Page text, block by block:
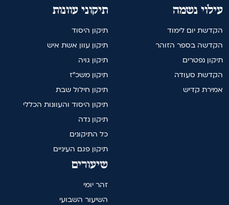
תיקוני עוונות
תיקון היסוד
תיקון עוון אשת איש
תיקון גויה
תיקון משכ"ז
תיקון חילול שבת
תיקון היסוד והעוונות הכללי
תיקון נדה
כל התיקונים
תיקון פגם העיניים
עילוי נשמה
הקדשת יום לימוד
הקדשה בספר הזוהר
תיקון נפטרים
הקדשת סעודה
אמירת קדיש
שיעורים
זהר יומי
השיעור השבועי